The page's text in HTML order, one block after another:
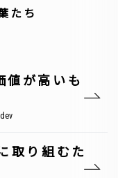
たち
値が高いも
取り組むた